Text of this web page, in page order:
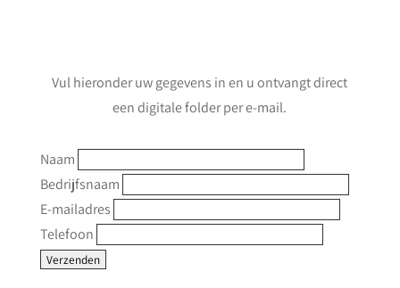
Vul hieronder uw gegevens in en u ontvangt direct
een digitale folder per e-mail.
Naam
Bedrijfsnaam
E-mailadres
Telefoon